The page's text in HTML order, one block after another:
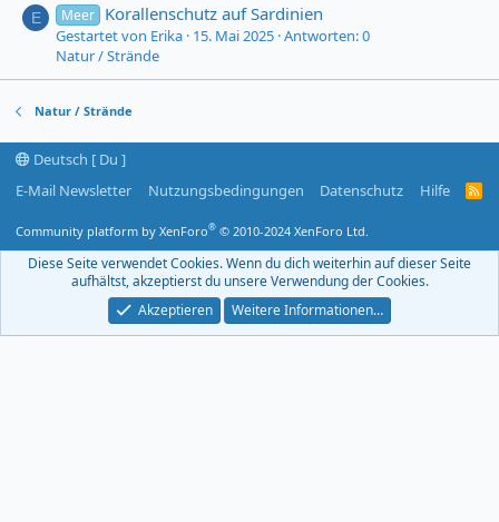
E Meer Korallenschutz auf Sardinien
Gestartet von Erika 15. Mai 2025 Antworten: 0
Natur / Strände
Natur / Strände
Deutsch [ Du ]
E-Mail Newsletter
Nutzungsbedingungen Datenschutz Hilfe
R
S
F
Community platform by XenForo® © 2010-2024 XenForo Ltd.
Diese Seite verwendet Cookies. Wenn du dich weiterhin auf dieser Seite
aufhältst, akzeptierst du unsere Verwendung der Cookies.
Akzeptieren
Weitere Informationen…